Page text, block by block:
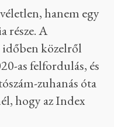
hanem egy
része. A
időben közelről
as felfordulás, és
zuhanás óta
hogy az Index